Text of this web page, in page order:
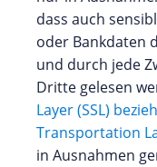
dass auch
oder Bankdaten
und durch jede
Dritte gelesen
Layer (SSL)
Transportation
in Ausnahmen